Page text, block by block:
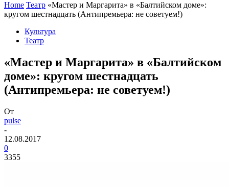
Home Театр «Мастер и Маргарита» в «Балтийском доме»:
кругом шестнадцать (Антипремьера: не советуем!)
Культура
Театр
«Мастер и Маргарита» в «Балтийском
доме»: кругом шестнадцать
(Антипремьера: не советуем!)
От
pulse
-
12.08.2017
0
3355